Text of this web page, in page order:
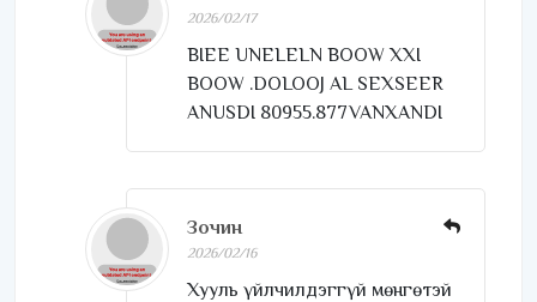
2026/02/17
BIEE UNELELN BOOW XXI
BOOW .DOLOOJ AL SEXSEER
ANUSDI 80955.877VANXANDI
Зочин
2026/02/16
Хууль үйлчилдэггүй мөнгөтэй